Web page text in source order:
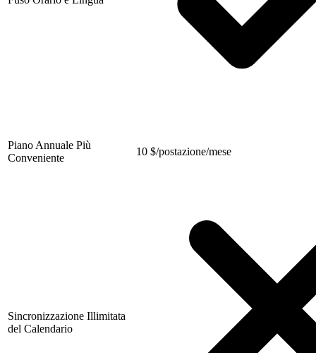
Piano Annuale Più
Conveniente
10 $/postazione/mese
Sincronizzazione Illimitata
del Calendario